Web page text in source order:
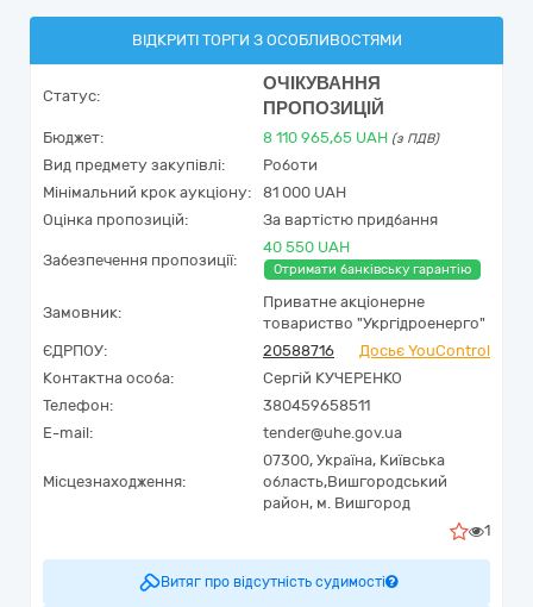
ВІДКРИТІ ТОРГИ З ОСОБЛИВОСТЯМИ
Статус:
ОЧІКУВАННЯ
ПРОПОЗИЦІЙ
Бюджет: 8 110 965,65 UAH (з ПДВ)
Вид предмету закупівлі:
Роботи
Мінімальний крок аукціону:
81 000 UAH
Оцінка пропозицій:
За вартістю придбання
Забезпечення пропозиції:
40 550 UAH
Отримати банківську гарантію
Замовник:
Приватне акціонерне
товариство "Укргідроенерго"
ЄДРПОУ:
20588716
Досьє YouControl
Контактна особа:
Сергій КУЧЕРЕНКО
Телефон:
380459658511
E-mail:
tender@uhe.gov.ua
Місцезнаходження:
07300, Україна, Київська
область,Вишгородський
район, м. Вишгород
1
Витяг про відсутність судимості